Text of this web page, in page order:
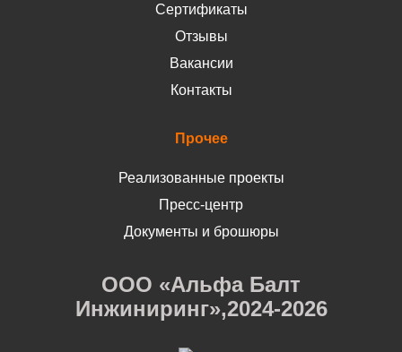
Сертификаты
Отзывы
Вакансии
Контакты
Прочее
Реализованные проекты
Пресс-центр
Документы и брошюры
ООО «Альфа Балт
Инжиниринг»,2024-2026